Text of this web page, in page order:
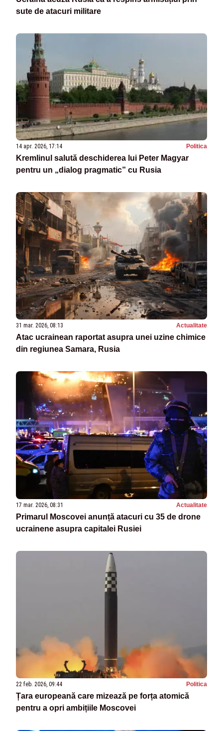
sute de atacuri militare
14 apr. 2026, 17:14 Politica
Kremlinul salută deschiderea lui Peter Magyar
pentru un „dialog pragmatic” cu Rusia
31 mar. 2026, 08:13 Actualitate
Atac ucrainean raportat asupra unei uzine chimice
din regiunea Samara, Rusia
17 mar. 2026, 08:31 Actualitate
Primarul Moscovei anunță atacuri cu 35 de drone
ucrainene asupra capitalei Rusiei
22 feb. 2026, 09:44 Politica
Țara europeană care mizează pe forța atomică
pentru a opri ambițiile Moscovei